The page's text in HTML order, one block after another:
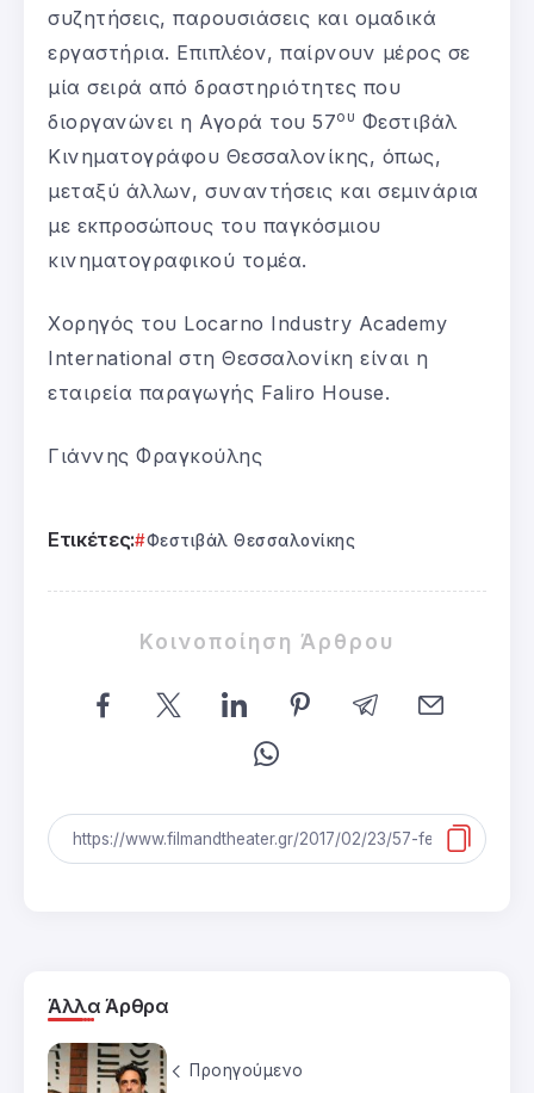
συζητήσεις, παρουσιάσεις και ομαδικά
εργαστήρια. Επιπλέον, παίρνουν μέρος σε
μία σειρά από δραστηριότητες που
διοργανώνει η Αγορά του 57ου Φεστιβάλ
Κινηματογράφου Θεσσαλονίκης, όπως,
μεταξύ άλλων, συναντήσεις και σεμινάρια
με εκπροσώπους του παγκόσμιου
κινηματογραφικού τομέα.
Χορηγός του Locarno Industry Academy
International στη Θεσσαλονίκη είναι η
εταιρεία παραγωγής Faliro House.
Γιάννης Φραγκούλης
Ετικέτες: Φεστιβάλ Θεσσαλονίκης
Κοινοποίηση Άρθρου
Άλλα Άρθρα
Προηγούμενο